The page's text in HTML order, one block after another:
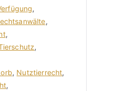
,
,
,
,
, Nutztierrecht,
,